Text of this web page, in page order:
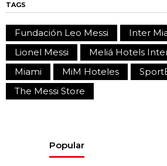
TAGS
Fundación Leo Messi
Inter
Lionel Messi
Meliá Hotels
Miami
MiM Hoteles
The Messi Store
Popular